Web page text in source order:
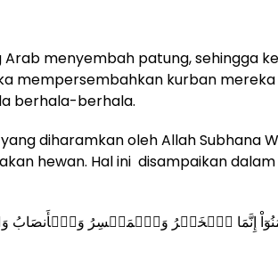
menyembah patung, sehingga
mempersembahkan kurban
berhala-berhala.
diharamkan oleh Allah Subhana
hewan. Hal ini disampaikan dalam
ءَامَنُوٓاْ إِنَّمَا ٱلۡخَمۡرُ وَٱلۡمَيۡسِرُ